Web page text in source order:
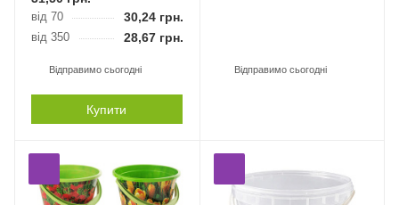
від 70 30,24 грн.
від 350 28,67 грн.
Відправимо сьогодні
Купити
Відправимо сьогодні